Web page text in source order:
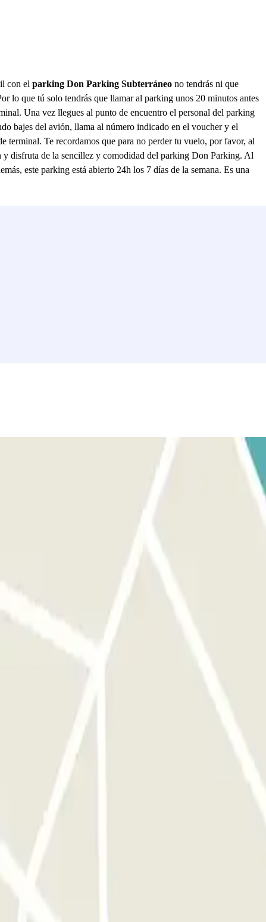
con el parking Don Parking Subterráneo no tendrás ni que
lo que tú solo tendrás que llamar al parking unos 20 minutos antes
Una vez llegues al punto de encuentro el personal del parking
bajes del avión, llama al número indicado en el voucher y el
Te recordamos que para no perder tu vuelo, por favor, al
y disfruta de la sencillez y comodidad del parking Don Parking. Al
este parking está abierto 24h los 7 días de la semana. Es una
Llama 20 minutos antes de llegar al aeropuerto. Para no perder
la reserva.
agilizar la devolución llama en el momento que ya hayas
entregas a partir de las 16:00 de la tarde. 31/12- abiertos para
vuelo sufre algún retraso. Sujeto a importes adicionales.
- Entre 6 h y 24H: 10 € suplementarios. + de un día: 5 €